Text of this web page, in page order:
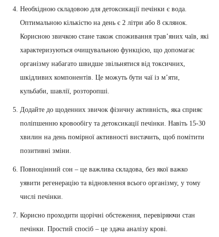
Необхідною складовою для детоксикації печінки є вода.
Оптимальною кількістю на день є 2 літри або 8 склянок.
Корисною звичкою стане також споживання трав’яних чаїв, які
характеризуються очищувальною функцією, що допомагає
організму набагато швидше звільнятися від токсичних,
шкідливих компонентів. Це можуть бути чаї із м’яти,
кульбаби, шавлії, розторопші.
Додайте до щоденних звичок фізичну активність, яка сприяє
поліпшенню кровообігу та детоксикації печінки. Навіть 15-30
хвилин на день помірної активності вистачить, щоб помітити
позитивні зміни.
Повноцінний сон – це важлива складова, без якої важко
уявити регенерацію та відновлення всього організму, у тому
числі печінки.
Корисно проходити щорічні обстеження, перевіряючи стан
печінки. Простий спосіб – це здача аналізу крові.